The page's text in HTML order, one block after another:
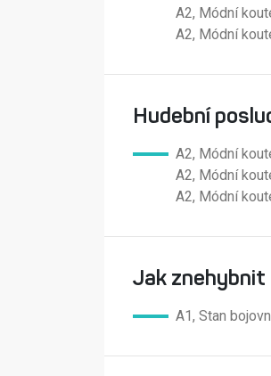
A2, Módní
A2, Módní
Hudební
A2, Módní
A2, Módní
A2, Módní
Jak znehybnit
A1, Stan